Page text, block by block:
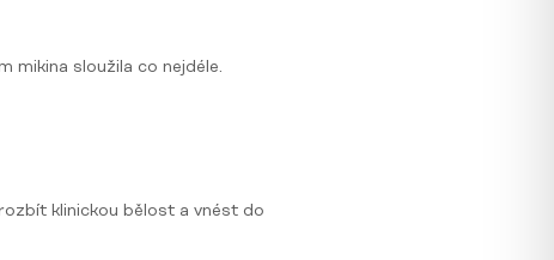
mikina sloužila co nejdéle.
klinickou bělost a vnést do